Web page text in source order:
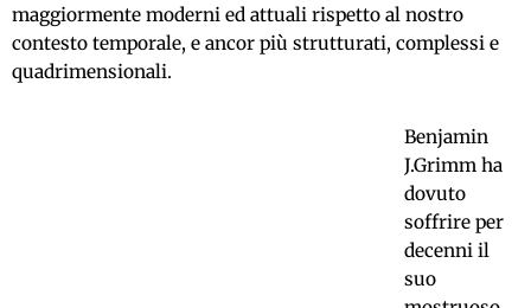
maggiormente moderni ed attuali rispetto al nostro
contesto temporale, e ancor più strutturati, complessi e
quadrimensionali.
Benjamin
J.Grimm ha
dovuto
soffrire per
decenni il
suo